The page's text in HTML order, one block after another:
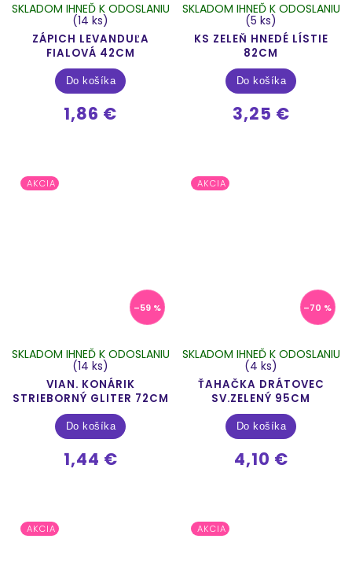
ZÁPICH LEVANDUĽA
FIALOVÁ 42CM
SKLADOM IHNEĎ K ODOSLANIU
(14 ks)
1,86 €
Do košíka
KS ZELEŇ HNEDÉ LÍSTIE
82CM
SKLADOM IHNEĎ K ODOSLANIU
(5 ks)
3,25 €
Do košíka
AKCIA
–59 %
VIAN. KONÁRIK
STRIEBORNÝ GLITER 72CM
SKLADOM IHNEĎ K ODOSLANIU
(14 ks)
1,44 €
Do košíka
AKCIA
–70 %
ŤAHAČKA DRÁTOVEC
SV.ZELENÝ 95CM
SKLADOM IHNEĎ K ODOSLANIU
(4 ks)
4,10 €
Do košíka
AKCIA AKCIA